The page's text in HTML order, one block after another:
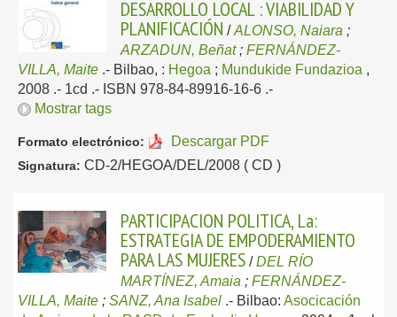
DESARROLLO LOCAL : VIABILIDAD Y
PLANIFICACIÓN /ALONSO, Naiara ;
ARZADUN, Beñat; FERNÁNDEZ-
VILLA, Maite .- Bilbao, : Hegoa ; Mundukide Fundazioa ,
2008 .- 1cd .- ISBN 978-84-89916-16-6 .-
Mostrar tags
Formato electrónico: Descargar PDF
Signatura: CD-2/HEGOA/DEL/2008 ( CD )
PARTICIPACION POLITICA, La:
ESTRATEGIA DE EMPODERAMIENTO
PARA LAS MUJERES /DEL RÍO
MARTÍNEZ, Amaia ; FERNÁNDEZ-
VILLA, Maite ; SANZ, Ana Isabel .- Bilbao: Asocicación